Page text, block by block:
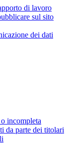
di lavoro
sul sito
dei dati
incompleta
da parte dei titolari